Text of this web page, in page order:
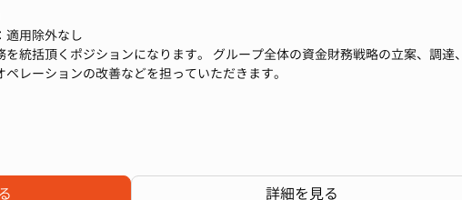
申告の正確な実施
た）国際税務の検討
育成:
部（責任者水準）として担当していただくこととなります。
経験を充足せずとも、（各領域の業務区分を基礎に）候補者様の強みと希望
ション）や組織配置を検討したい方針です。
全般
を経験した後に管理本部長
務全般
点
適用除外なし
統括頂くポジションになります。 グループ全体の資金財務戦略の立案、調達
レーションの改善などを担っていただきます。
の立案
金管理及び戦略立案
金繰り管理とグループ内貸付の立案
の銀行交渉
詳細を見る